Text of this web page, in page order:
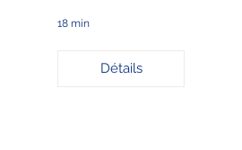
18 min
Détails